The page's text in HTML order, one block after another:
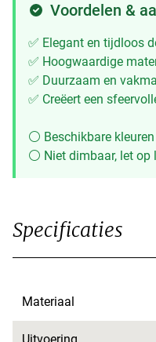
Voordelen &
✅ Elegant en tijdloos
✅ Hoogwaardige
✅ Duurzaam en
✅ Creëert een
⚪ Beschikbare
⚪ Niet dimbaar, let op
Specificaties
Materiaal